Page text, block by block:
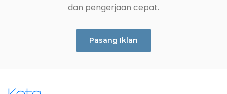
dan pengerjaan cepat.
Pasang Iklan